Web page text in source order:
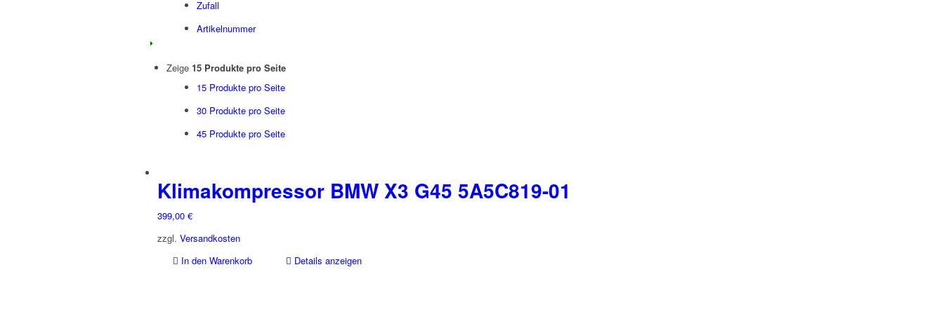
Zufall
Artikelnummer
Zeige 15 Produkte pro Seite
15 Produkte pro Seite
30 Produkte pro Seite
45 Produkte pro Seite
Klimakompressor BMW X3 G45 5A5C819-01
399,00 €
zzgl. Versandkosten
In den Warenkorb
Details anzeigen